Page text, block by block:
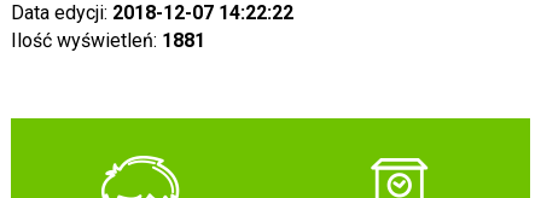
Data edycji: 2018-12-07 14:22:22
Ilość wyświetleń: 1881